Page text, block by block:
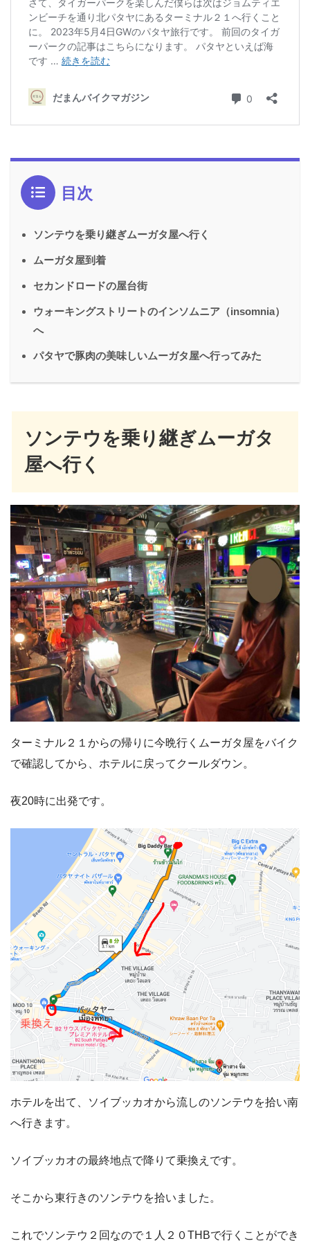
目次
ソンテウを乗り継ぎムーガタ屋へ行く
ムーガタ屋到着
セカンドロードの屋台街
ウォーキングストリートのインソムニア（insomnia）
へ
パタヤで豚肉の美味しいムーガタ屋へ行ってみた
ソンテウを乗り継ぎムーガタ
屋へ行く
ターミナル２１からの帰りに今晩行くムーガタ屋をバイク
で確認してから、ホテルに戻ってクールダウン。
夜20時に出発です。
ホテルを出て、ソイブッカオから流しのソンテウを拾い南
へ行きます。
ソイブッカオの最終地点で降りて乗換えです。
そこから東行きのソンテウを拾いました。
これでソンテウ２回なので１人２０THBで行くことができ